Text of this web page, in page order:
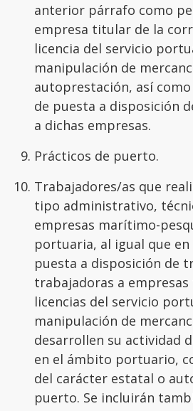
anterior párrafo como
empresa titular de la
licencia del servicio
manipulación de
autoprestación, así
de puesta a disposición
a dichas empresas.
Prácticos de puerto.
Trabajadores/as que
tipo administrativo,
empresas marítimo-
portuaria, al igual que en
puesta a disposición de
trabajadoras a
licencias del servicio
manipulación de
desarrollen su actividad
en el ámbito portuario,
del carácter estatal o
puerto. Se incluirán